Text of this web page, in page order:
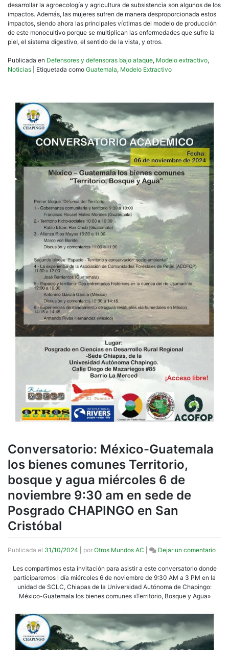
desarrollar la agroecología y agricultura de subsistencia son algunos de los
impactos. Además, las mujeres sufren de manera desproporcionada estos
impactos, siendo ahora las principales víctimas del modelo de producción
de este monocultivo porque se multiplican las enfermedades que sufre la
piel, el sistema digestivo, el sentido de la vista, y otros.
Publicada en Defensores y defensoras bajo ataque, Modelo extractivo,
Noticias
Etiquetada como Guatemala, Modelo Extractivo
Conversatorio: México-Guatemala
los bienes comunes Territorio,
bosque y agua miércoles 6 de
noviembre 9:30 am en sede de
Posgrado CHAPINGO en San
Cristóbal
Publicada el 31/10/2024 por Otros Mundos AC Dejar un comentarioen
Les compartimos esta invitación para asistir a este conversatorio donde
participaremos l día miércoles 6 de noviembre de 9:30 AM a 3 PM en la
unidad de SCLC, Chiapas de la Universidad Autónoma de Chapingo:
México-Guatemala los bienes comunes «Territorio, Bosque y Agua»